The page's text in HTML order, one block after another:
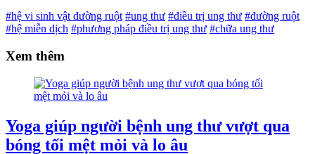
#hệ vi sinh vật đường ruột #ung thư #điều trị ung thư #đường ruột
#hệ miễn dịch #phương pháp điều trị ung thư #chữa ung thư
Xem thêm
Yoga giúp người bệnh ung thư vượt qua
bóng tối mệt mỏi và lo âu